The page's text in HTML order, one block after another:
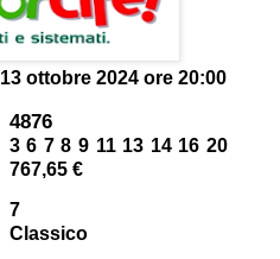
13 ottobre 2024 ore 20:00
4876
3 6 7 8 9 11 13 14 16 20
767,65 €
7
Classico